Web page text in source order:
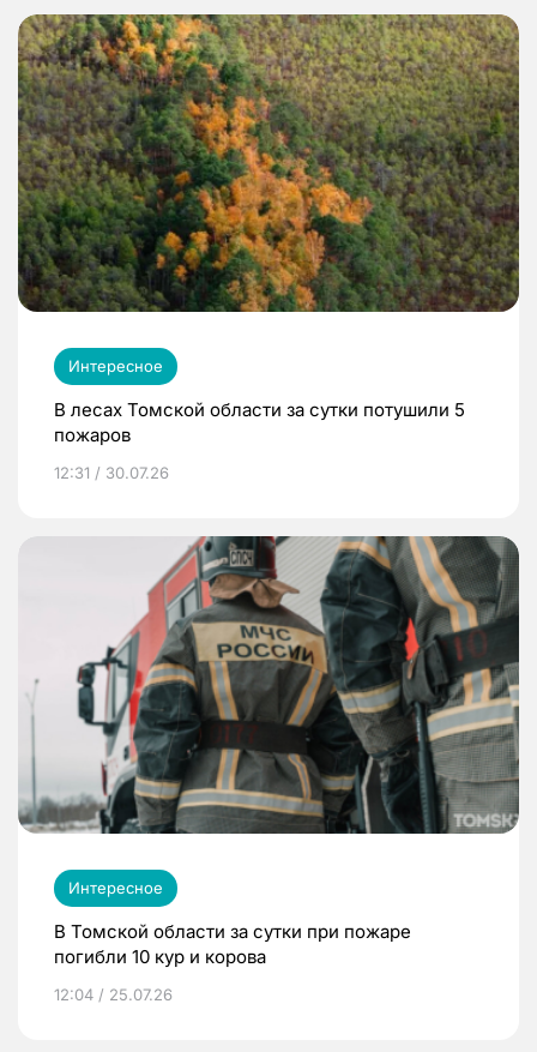
Интересное
В лесах Томской области за сутки потушили 5
пожаров
12:31 / 30.07.26
Интересное
В Томской области за сутки при пожаре
погибли 10 кур и корова
12:04 / 25.07.26